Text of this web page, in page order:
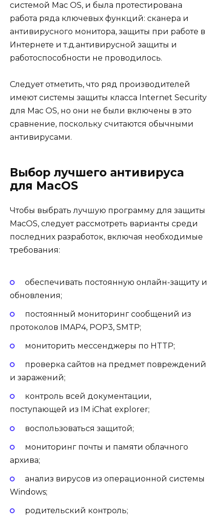
системой Mac OS, и была протестирована
работа ряда ключевых функций: сканера и
антивирусного монитора, защиты при работе в
Интернете и т.д.антивирусной защиты и
работоспособности не проводилось.
Следует отметить, что ряд производителей
имеют системы защиты класса Internet Security
для Mac OS, но они не были включены в это
сравнение, поскольку считаются обычными
антивирусами.
Выбор лучшего антивируса
для MacOS
Чтобы выбрать лучшую программу для защиты
MacOS, следует рассмотреть варианты среди
последних разработок, включая необходимые
требования:
обеспечивать постоянную онлайн-защиту и
обновления;
постоянный мониторинг сообщений из
протоколов IMAP4, POP3, SMTP;
мониторить мессенджеры по HTTP;
проверка сайтов на предмет повреждений
и заражений;
контроль всей документации,
поступающей из IM iChat explorer;
воспользоваться защитой;
мониторинг почты и памяти облачного
архива;
анализ вирусов из операционной системы
Windows;
родительский контроль;